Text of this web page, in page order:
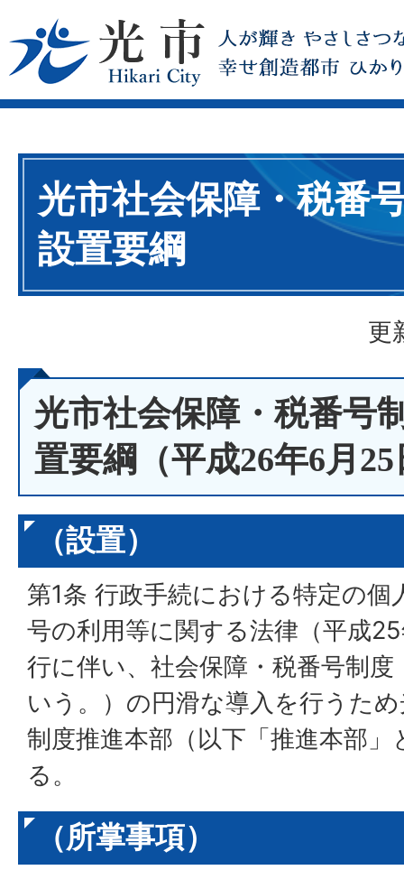
光市社会保障・税番
設置要綱
更
光市社会保障・税番号
置要綱（平成26年6月
（設置）
第1条 行政手続における特定の
号の利用等に関する法律（平成
行に伴い、社会保障・税番号制
いう。）の円滑な導入を行うた
制度推進本部（以下「推進本部
る。
（所掌事項）